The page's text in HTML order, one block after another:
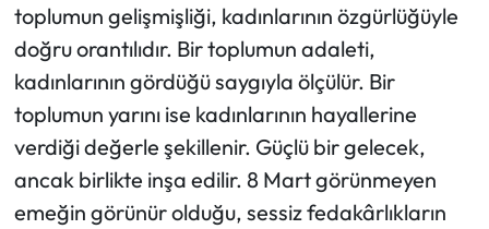
toplumun gelişmişliği, kadınlarının özgürlüğüyle
doğru orantılıdır. Bir toplumun adaleti,
kadınlarının gördüğü saygıyla ölçülür. Bir
toplumun yarını ise kadınlarının hayallerine
verdiği değerle şekillenir. Güçlü bir gelecek,
ancak birlikte inşa edilir. 8 Mart görünmeyen
emeğin görünür olduğu, sessiz fedakârlıkların